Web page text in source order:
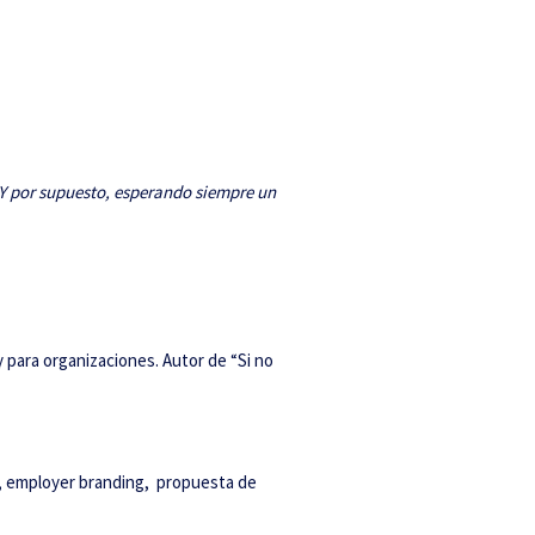
supuesto, esperando siempre un
organizaciones. Autor de “Si no
employer branding, propuesta de